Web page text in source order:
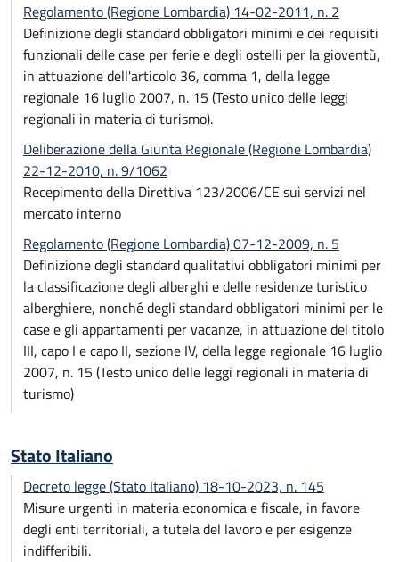
Regolamento (Regione Lombardia) 14-02-2011, n. 2
Definizione degli standard obbligatori minimi e dei requisiti
funzionali delle case per ferie e degli ostelli per la gioventù,
in attuazione dell'articolo 36, comma 1, della legge
regionale 16 luglio 2007, n. 15 (Testo unico delle leggi
regionali in materia di turismo).
Deliberazione della Giunta Regionale (Regione Lombardia)
22-12-2010, n. 9/1062
Recepimento della Direttiva 123/2006/CE sui servizi nel
mercato interno
Regolamento (Regione Lombardia) 07-12-2009, n. 5
Definizione degli standard qualitativi obbligatori minimi per
la classificazione degli alberghi e delle residenze turistico
alberghiere, nonché degli standard obbligatori minimi per le
case e gli appartamenti per vacanze, in attuazione del titolo
III, capo I e capo II, sezione IV, della legge regionale 16 luglio
2007, n. 15 (Testo unico delle leggi regionali in materia di
turismo)
Stato Italiano
Decreto legge (Stato Italiano) 18-10-2023, n. 145
Misure urgenti in materia economica e fiscale, in favore
degli enti territoriali, a tutela del lavoro e per esigenze
indifferibili.